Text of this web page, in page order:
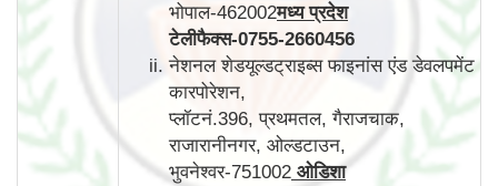
भोपाल-462002मध्य प्रदेश
टेलीफैक्स-0755-2660456
नेशनल शेडयूल्डट्राइब्स फाइनांस एंड डेवलपमेंट
कारपोरेशन,
प्लॉटनं.396, प्रथमतल, गैराजचाक,
राजारानीनगर, ओल्डटाउन,
भुवनेश्वर-751002 ओडिशा